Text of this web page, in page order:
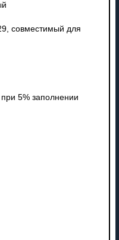
совместимый для
5% заполнении